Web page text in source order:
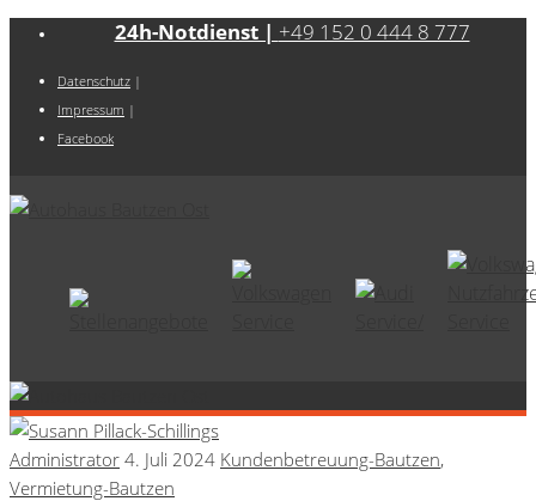
24h-Notdienst | +49 152 0 444 8 777
Datenschutz |
Impressum |
Facebook
Administrator 4. Juli 2024 Kundenbetreuung-Bautzen,
Vermietung-Bautzen